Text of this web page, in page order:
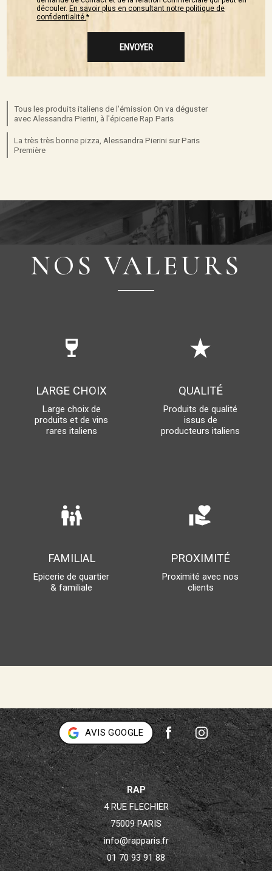
découler. En savoir plus en consultant notre politique de
confidentialité.*
Tous les produits italiens de l'émission On va déguster
avec Alessandra Pierini, à l'épicerie Rap Paris
La très très bonne pizza, Alessandra Pierini sur Paris
Première
NOS VALEURS
wine_bar
LARGE CHOIX
Large choix de
produits et de vins
rares italiens
star_rate
QUALITÉ
Produits de qualité
issus de
producteurs italiens
family_restroom
FAMILIAL
Epicerie de quartier
& familiale
volunteer_activism
PROXIMITÉ
Proximité avec nos
clients
AVIS GOOGLE
RAP
4 RUE FLECHIER
75009 PARIS
info@rapparis.fr
01 70 93 91 88